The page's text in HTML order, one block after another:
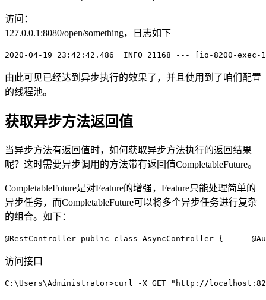
访问：
127.0.0.1:8080/open/something，日志如下
2020 -04-19 23 :42:42.486 INFO 21168 --- [io-8200-exec-
由此可见已经达到异步执行的效果了，并且使用到了咱们配置
的线程池。
获取异步方法返回值
当异步方法有返回值时，如何获取异步方法执行的返回结果
呢？这时需要异步调用的方法带有返回值CompletableFuture。
CompletableFuture是对Feature的增强，Feature只能处理简单的
异步任务，而CompletableFuture可以将多个异步任务进行复杂
的组合。如下：
@RestController public class AsyncController {
访问接口
C:\Users\Administrator>curl -X GET "http://